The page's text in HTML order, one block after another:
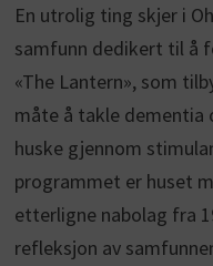
En utrolig ting skjer i
samfunn dedikert til å
«The Lantern», som
måte å takle dementia
huske gjennom
programmet er huset
etterligne nabolag fra
refleksjon av